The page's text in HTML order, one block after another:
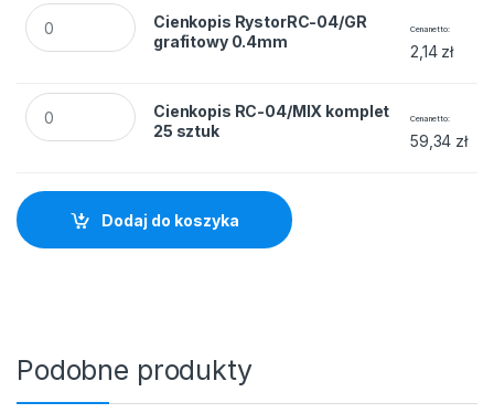
Cienkopis RystorRC-04/GR grafitowy 0.4mm quantity
Cienkopis RystorRC-04/GR
grafitowy 0.4mm
Cena netto
2,14 zł
Cienkopis RC-04/MIX komplet 25 sztuk quantity
Cienkopis RC-04/MIX komplet
25 sztuk
Cena netto
59,34 zł
Dodaj do koszyka
Podobne produkty